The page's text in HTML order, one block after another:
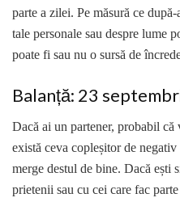
parte a zilei. Pe măsură ce
tale personale sau despre lume
poate fi sau nu o sursă de
Balanță: 23
Dacă ai un partener, probabil că
există ceva copleșitor de
merge destul de bine. Dacă ești
prietenii sau cu cei care fac